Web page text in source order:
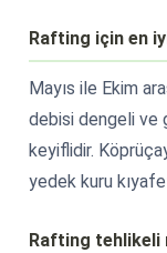
Rafting için en
Mayıs ile Ekim
debisi dengeli ve
keyiflidir.
yedek kuru
Rafting tehlikeli